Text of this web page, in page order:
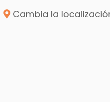
Cambia la